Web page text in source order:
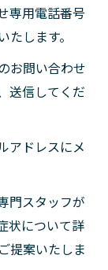
専用電話番号
します。
お問い合わせ
送信してくだ
アドレスにメ
門スタッフが
状について詳
提案いたしま